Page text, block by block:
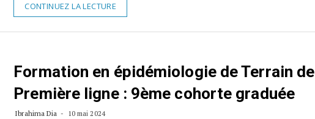
CONTINUEZ LA LECTURE
Formation en épidémiologie de Terrain de
Première ligne : 9ème cohorte graduée
Ibrahima Dia 10 mai 2024